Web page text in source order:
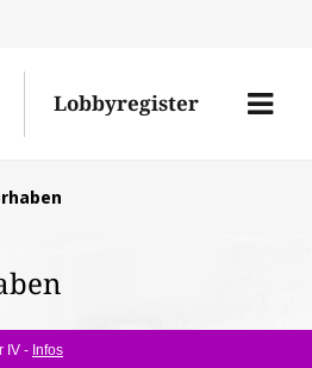
Lobbyregister
Menü
IV - Infos